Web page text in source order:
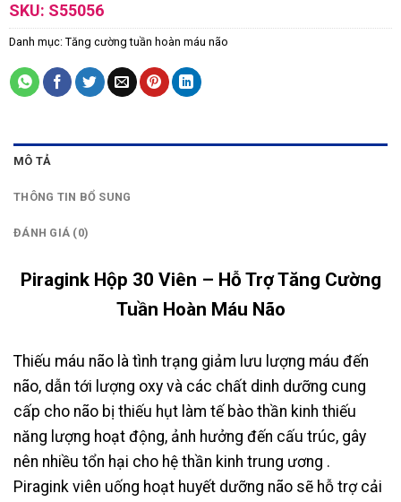
SKU: S55056
Danh mục: Tăng cường tuần hoàn máu não
MÔ TẢ
THÔNG TIN BỔ SUNG
ĐÁNH GIÁ (0)
Piragink Hộp 30 Viên – Hỗ Trợ Tăng Cường
Tuần Hoàn Máu Não
Thiếu máu não là tình trạng giảm lưu lượng máu đến
não, dẫn tới lượng oxy và các chất dinh dưỡng cung
cấp cho não bị thiếu hụt làm tế bào thần kinh thiếu
năng lượng hoạt động, ảnh hưởng đến cấu trúc, gây
nên nhiều tổn hại cho hệ thần kinh trung ương .
Piragink viên uống hoạt huyết dưỡng não sẽ hỗ trợ cải